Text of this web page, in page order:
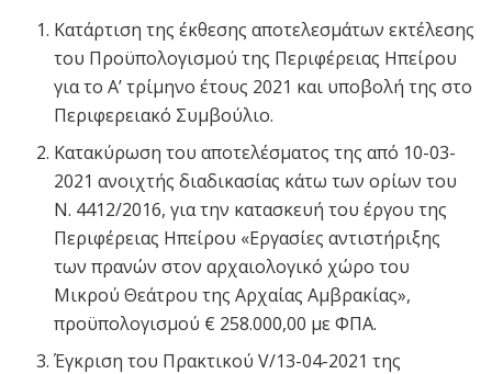
Κατάρτιση της έκθεσης αποτελεσμάτων εκτέλεσης
του Προϋπολογισμού της Περιφέρειας Ηπείρου
για το Α’ τρίμηνο έτους 2021 και υποβολή της στο
Περιφερειακό Συμβούλιο.
Κατακύρωση του αποτελέσματος της από 10-03-
2021 ανοιχτής διαδικασίας κάτω των ορίων του
Ν. 4412/2016, για την κατασκευή του έργου της
Περιφέρειας Ηπείρου «Εργασίες αντιστήριξης
των πρανών στον αρχαιολογικό χώρο του
Μικρού Θεάτρου της Αρχαίας Αμβρακίας»,
προϋπολογισμού € 258.000,00 με ΦΠΑ.
Έγκριση του Πρακτικού V/13-04-2021 της